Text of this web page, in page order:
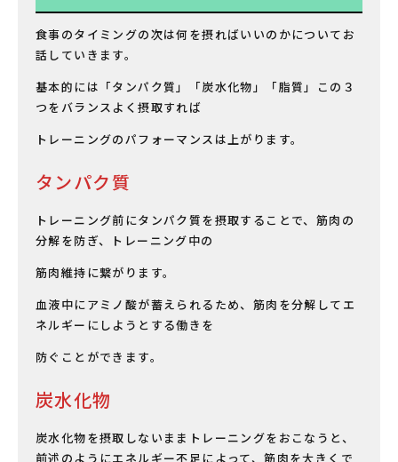
食事のタイミングの次は何を摂ればいいのかについてお
話していきます。
基本的には「タンパク質」「炭水化物」「脂質」この３
つをバランスよく摂取すれば
トレーニングのパフォーマンスは上がります。
タンパク質
トレーニング前にタンパク質を摂取することで、筋肉の
分解を防ぎ、トレーニング中の
筋肉維持に繋がります。
血液中にアミノ酸が蓄えられるため、筋肉を分解してエ
ネルギーにしようとする働きを
防ぐことができます。
炭水化物
炭水化物を摂取しないままトレーニングをおこなうと、
前述のようにエネルギー不足によって、筋肉を大きくで